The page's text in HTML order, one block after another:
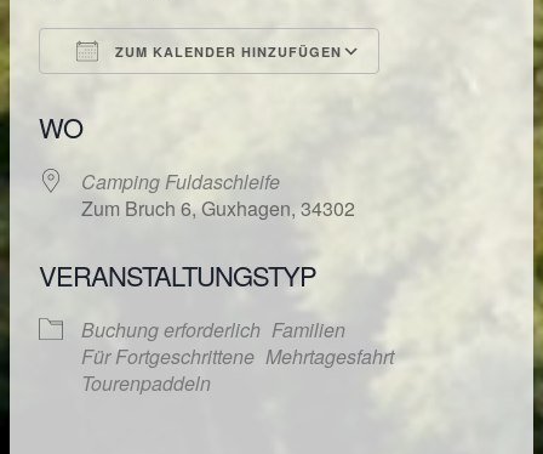
ZUM KALENDER HINZUFÜGEN
Google
WO
Camping Fuldaschleife
Zum Bruch 6, Guxhagen, 34302
VERANSTALTUNGSTYP
Buchung erforderlich Familien
Für Fortgeschrittene Mehrtagesfahrt
Tourenpaddeln